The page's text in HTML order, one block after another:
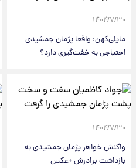
۱۴۰۴/۷/۳۰
مایلی‌کهن: واقعا پژمان جمشیدی
احتیاجی به خفت‌گیری دارد؟
۱۴۰۴/۷/۳۰
واکنش خواهر پژمان جمشیدی به
بازداشت برادرش +عکس